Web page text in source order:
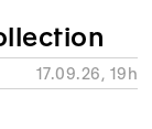
17.09.26, 19h